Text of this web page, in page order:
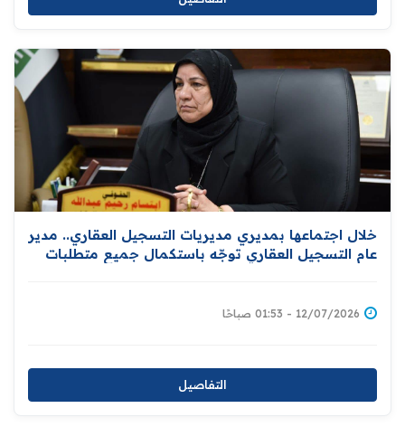
خلال اجتماعها بمديري مديريات التسجيل العقاري.. مدير
عام التسجيل العقاري توجّه باستكمال جميع متطلبات
12/07/2026 - 01:53 صباحًا
التفاصيل